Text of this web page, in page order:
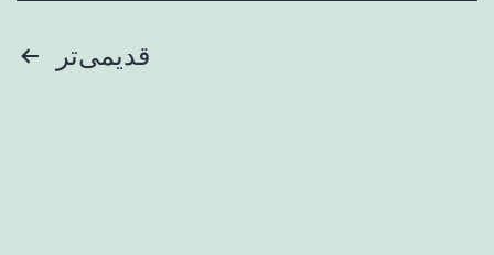
قدیمی‌تر